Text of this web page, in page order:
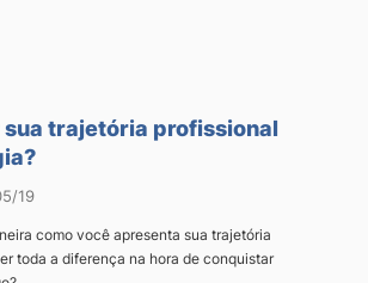
sua trajetória profissional
19
como você apresenta sua trajetória
toda a diferença na hora de conquistar